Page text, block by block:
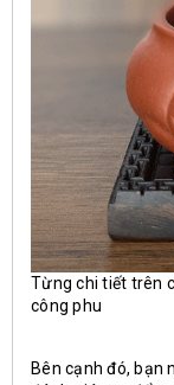
Từng chi tiết trên
công phu
Bên cạnh đó, bạn